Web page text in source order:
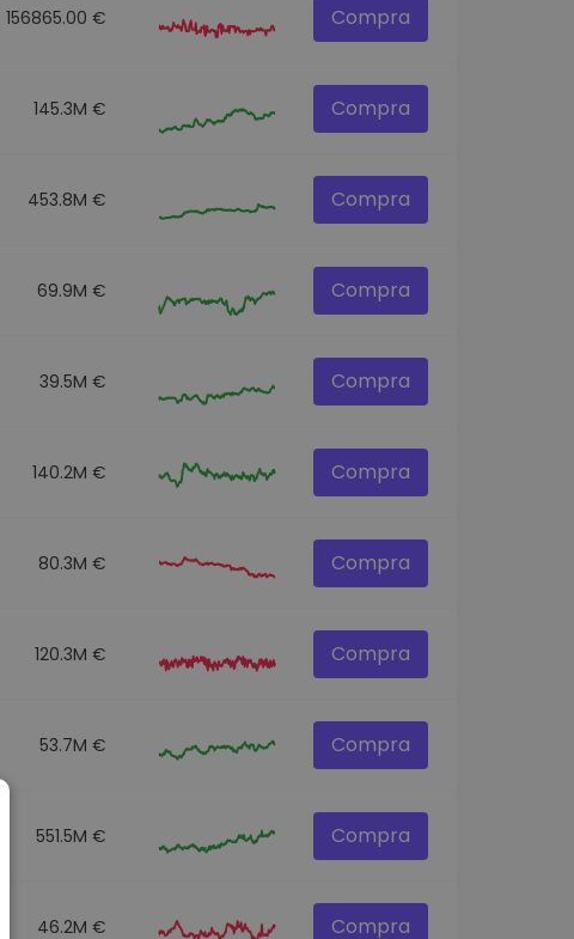
156865.00 € Compra
145.3M € Compra
453.8M € Compra
69.9M € Compra
39.5M € Compra
140.2M € Compra
80.3M € Compra
120.3M € Compra
53.7M € Compra
551.5M € Compra
46.2M € Compra